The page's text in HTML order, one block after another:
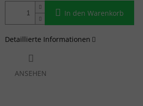
In den Warenkorb
Detaillierte Informationen
ANSEHEN